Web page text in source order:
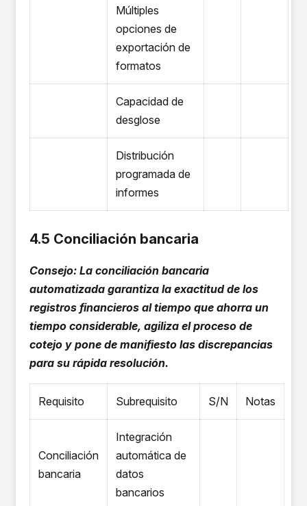
Múltiples
opciones de
exportación de
formatos
Capacidad de
desglose
Distribución
programada de
informes
4.5 Conciliación bancaria
Consejo: La conciliación bancaria
automatizada garantiza la exactitud de los
registros financieros al tiempo que ahorra un
tiempo considerable, agiliza el proceso de
cotejo y pone de manifiesto las discrepancias
para su rápida resolución.
Requisito Subrequisito S/N Notas
Conciliación
bancaria
Integración
automática de
datos
bancarios